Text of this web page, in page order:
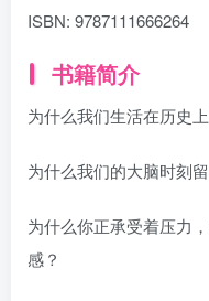
ISBN: 9787111666264
书籍简介
为什么我们生活在历史
为什么我们的大脑时刻
为什么你正承受着压力
感？